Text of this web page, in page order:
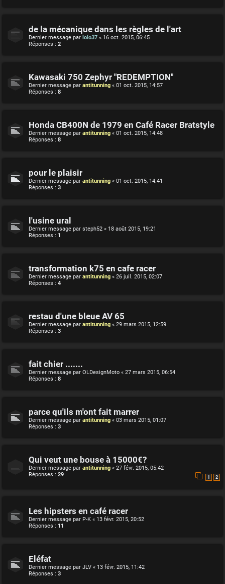
de la mécanique dans les règles de l'art
Dernier message par lolo37 « 16 oct. 2015, 06:45
Réponses : 2
Kawasaki 750 Zephyr "REDEMPTION"
Dernier message par antitunning « 01 oct. 2015, 14:57
Réponses : 8
Honda CB400N de 1979 en Café Racer Bratstyle
Dernier message par antitunning « 01 oct. 2015, 14:48
Réponses : 8
pour le plaisir
Dernier message par antitunning « 01 oct. 2015, 14:41
Réponses : 3
l'usine ural
Dernier message par steph52 « 18 août 2015, 19:21
Réponses : 1
transformation k75 en cafe racer
Dernier message par antitunning « 26 juil. 2015, 02:07
Réponses : 4
restau d'une bleue AV 65
Dernier message par antitunning « 29 mars 2015, 12:59
Réponses : 3
fait chier .......
Dernier message par OLDesignMoto « 27 mars 2015, 06:54
Réponses : 8
parce qu'ils m'ont fait marrer
Dernier message par antitunning « 03 mars 2015, 01:07
Réponses : 3
Qui veut une bouse à 15000€?
Dernier message par antitunning « 27 févr. 2015, 05:42
Réponses : 29 1 2
Les hipsters en café racer
Dernier message par P-K « 13 févr. 2015, 20:52
Réponses : 11
Eléfat
Dernier message par JLV « 13 févr. 2015, 11:42
Réponses : 3